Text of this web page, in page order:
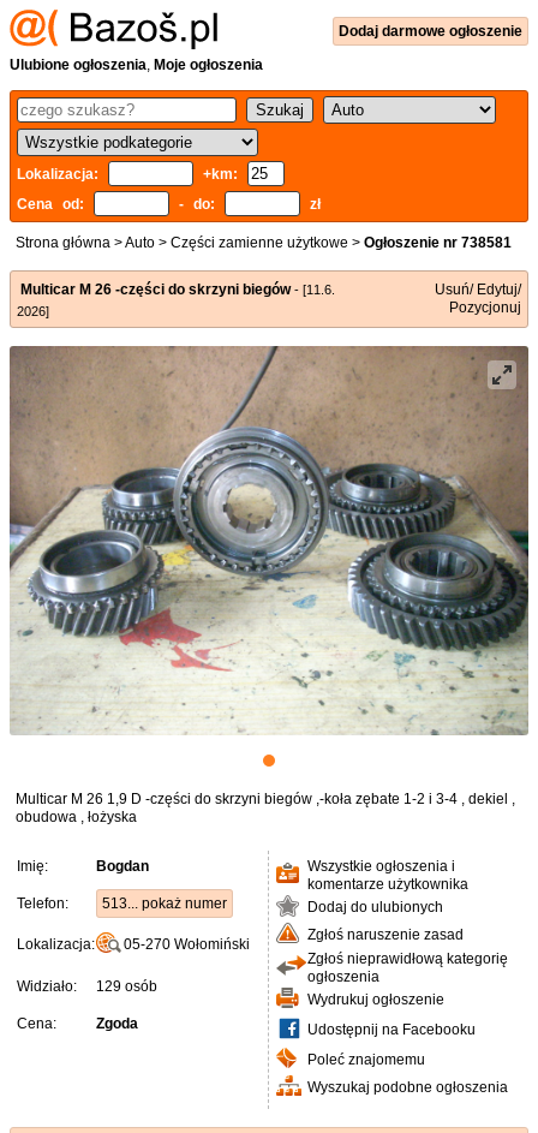
Dodaj darmowe ogłoszenie
Ulubione ogłoszenia, Moje ogłoszenia
Lokalizacja:
+km:
Cena od:
- do: zł
Strona główna >Auto > Części zamienne użytkowe > Ogłoszenie nr 738581
Multicar M 26 -części do skrzyni biegów- [11.6.
2026]
Usuń/ Edytuj/
Pozycjonuj
Multicar M 26 1,9 D -części do skrzyni biegów ,-koła zębate 1-2 i 3-4 , dekiel ,
obudowa , łożyska
Imię: Bogdan
Telefon: 513... pokaż numer
Lokalizacja: 05-270 Wołomiński
Widziało: 129 osób
Cena: Zgoda
Wszystkie ogłoszenia i
komentarze użytkownika
Dodaj do ulubionych
Zgłoś naruszenie zasad
Zgłoś nieprawidłową kategorię
ogłoszenia
Wydrukuj ogłoszenie
Udostępnij na Facebooku
Poleć znajomemu
Wyszukaj podobne ogłoszenia